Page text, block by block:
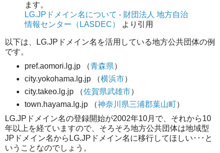
ます。
LG.JPドメイン名について - 財団法人 地方自治
情報センター（LASDEC）
より引用
以下は、LG.JPドメイン名を活用している地方公共団体の例
です。
pref.aomori.lg.jp （青森県）
city.yokohama.lg.jp （横浜市）
city.takeo.lg.jp （佐賀県武雄市）
town.hayama.lg.jp （神奈川県三浦郡葉山町）
LG.JPドメイン名の登録開始が2002年10月で、それから10
年以上を経ていますので、そろそろ地方公共団体は地域型
JPドメイン名からLG.JPドメイン名に移行してほしい･･･と
いうことなのでしょう。